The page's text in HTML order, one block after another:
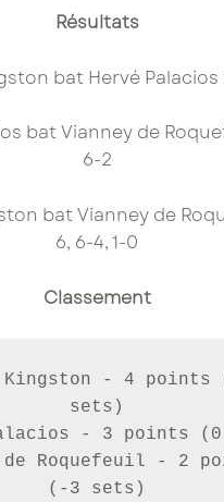
Résultats
bat Hervé Palacios
bat Vianney de
6-2
bat Vianney de
6, 6-4, 1-0
Classement
Kingston - 4 points
sets)
- 3 points
de Roquefeuil - 2
(-3 sets)